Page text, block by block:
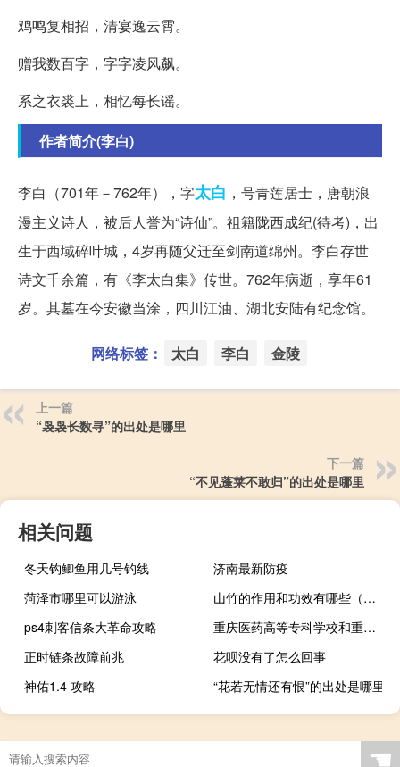
鸡鸣复相招，清宴逸云霄。
赠我数百字，字字凌风飙。
系之衣裘上，相忆每长谣。
作者简介(李白)
李白（701年－762年），字太白 ，号青莲居士，唐朝浪
漫主义诗人，被后人誉为“诗仙”。祖籍陇西成纪(待考)，出
生于西域碎叶城，4岁再随父迁至剑南道绵州。李白存世
诗文千余篇，有《李太白集》传世。762年病逝，享年61
岁。其墓在今安徽当涂，四川江油、湖北安陆有纪念馆。
网络标签： 太白 李白 金陵
上一篇
“袅袅长数寻”的出处是哪里
下一篇
“不见蓬莱不敢归”的出处是哪里
相关问题
冬天钩鲫鱼用几号钓线
济南最新防疫
菏泽市哪里可以游泳
山竹的作用和功效有哪些（山竹的功效与作用是什么）
ps4刺客信条大革命攻略
重庆医药高等专科学校和重庆三峡医药高等专科学校的专业对比
正时链条故障前兆
花呗没有了怎么回事
神佑1.4 攻略
“花若无情还有恨”的出处是哪里
☚